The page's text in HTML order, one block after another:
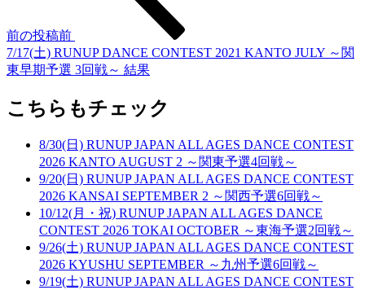
前の投稿前
7/17(土) RUNUP DANCE CONTEST 2021 KANTO JULY ～関
東早期予選 3回戦～ 結果
こちらもチェック
8/30(日) RUNUP JAPAN ALL AGES DANCE CONTEST
2026 KANTO AUGUST 2 ～関東予選4回戦～
9/20(日) RUNUP JAPAN ALL AGES DANCE CONTEST
2026 KANSAI SEPTEMBER 2 ～関西予選6回戦～
10/12(月・祝) RUNUP JAPAN ALL AGES DANCE
CONTEST 2026 TOKAI OCTOBER ～東海予選2回戦～
9/26(土) RUNUP JAPAN ALL AGES DANCE CONTEST
2026 KYUSHU SEPTEMBER ～九州予選6回戦～
9/19(土) RUNUP JAPAN ALL AGES DANCE CONTEST